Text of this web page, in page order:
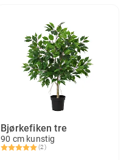
Bjørkefiken tre
90 cm kunstig
Karakter:
(2)
5.0 av 5 mulige